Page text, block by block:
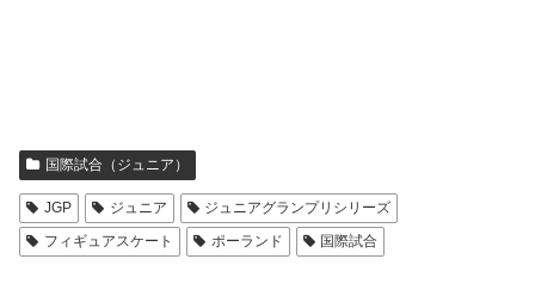
国際試合（ジュニア）
JGP ジュニア
ジュニアグランプリシリーズ
フィギュアスケート
ポーランド 国際試合